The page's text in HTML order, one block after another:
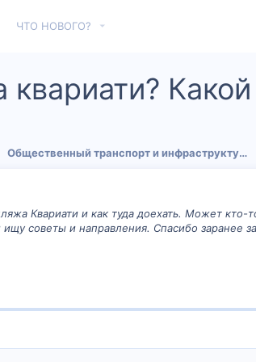
ЧТО НОВОГО?
Общественный транспорт и инфраструктура
Квариати и как туда доехать. Может кто-то
ищу советы и направления. Спасибо заранее